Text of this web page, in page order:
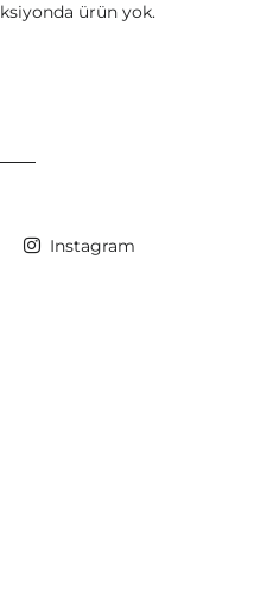
ürün yok.
Instagram